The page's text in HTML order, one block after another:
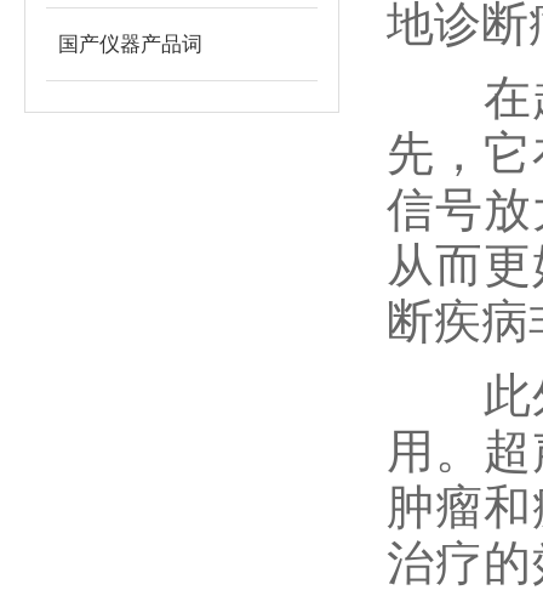
国产仪器产品词
地诊断
在超
先，
信号
从而
断疾
此外
用。
肿瘤
治疗